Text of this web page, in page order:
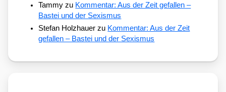
Tammy zu Kommentar: Aus der Zeit gefallen –
Bastei und der Sexismus
Stefan Holzhauer zu Kommentar: Aus der Zeit
gefallen – Bastei und der Sexismus